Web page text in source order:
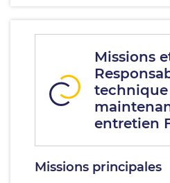
Missions
technique
entretien
Missions principales